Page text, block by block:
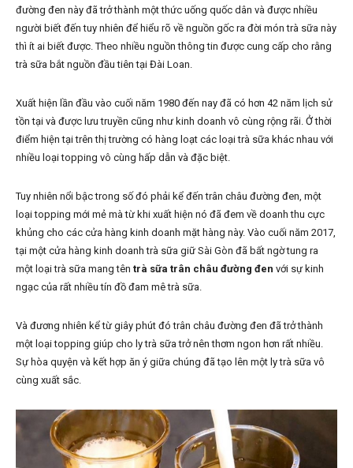
đường đen này đã trở thành một thức uống quốc dân và được nhiều
người biết đến tuy nhiên để hiểu rõ về nguồn gốc ra đời món trà sữa này
thì ít ai biết được. Theo nhiều nguồn thông tin được cung cấp cho rằng
trà sữa bắt nguồn đầu tiên tại Đài Loan.
Xuất hiện lần đầu vào cuối năm 1980 đến nay đã có hơn 42 năm lịch sử
tồn tại và được lưu truyền cũng như kinh doanh vô cùng rộng rãi. Ở thời
điểm hiện tại trên thị trường có hàng loạt các loại trà sữa khác nhau với
nhiều loại topping vô cùng hấp dẫn và đặc biệt.
Tuy nhiên nổi bậc trong số đó phải kể đến trân châu đường đen, một
loại topping mới mẻ mà từ khi xuất hiện nó đã đem về doanh thu cực
khủng cho các cửa hàng kinh doanh mặt hàng này. Vào cuối năm 2017,
tại một cửa hàng kinh doanh trà sữa giữ Sài Gòn đã bất ngờ tung ra
một loại trà sữa mang tên trà sữa trân châu đường đen với sự kinh
ngạc của rất nhiều tín đồ đam mê trà sữa.
Và đương nhiên kể từ giây phút đó trân châu đường đen đã trở thành
một loại topping giúp cho ly trà sữa trở nên thơm ngon hơn rất nhiều.
Sự hòa quyện và kết hợp ăn ý giữa chúng đã tạo lên một ly trà sữa vô
cùng xuất sắc.